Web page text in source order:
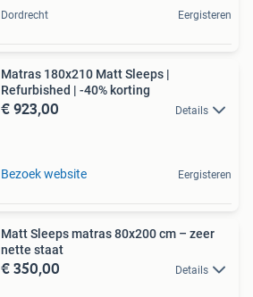
Dordrecht Eergisteren
Matras 180x210 Matt Sleeps |
Refurbished | -40% korting
€ 923,00 Details
Bezoek website Eergisteren
Matt Sleeps matras 80x200 cm – zeer
nette staat
€ 350,00 Details